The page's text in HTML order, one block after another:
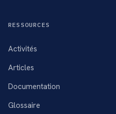
RESSOURCES
Activités
Articles
Documentation
Glossaire